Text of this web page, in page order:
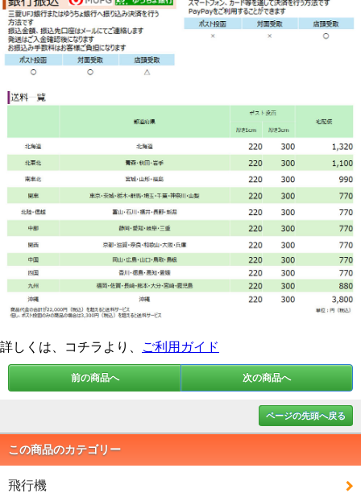
詳しくは、コチラより、 ご利用ガイド
前の商品へ 次の商品へ
ページの先頭へ戻る
この商品のカテゴリー
飛行機